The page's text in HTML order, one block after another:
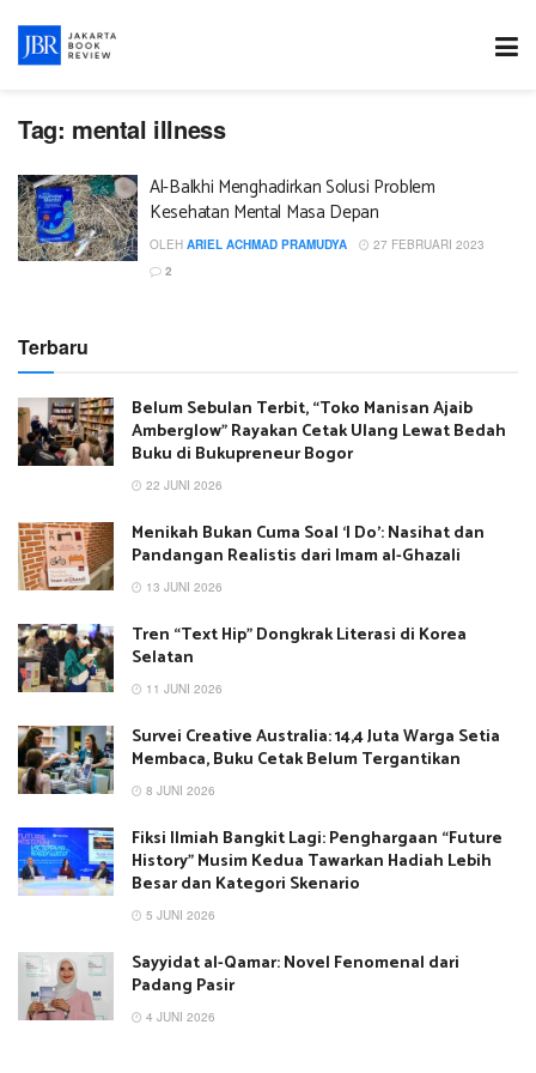
Tag: mental illness
Al-Balkhi Menghadirkan Solusi Problem
Kesehatan Mental Masa Depan
OLEH ARIEL ACHMAD PRAMUDYA
27 FEBRUARI 2023
2
Terbaru
Belum Sebulan Terbit, “Toko Manisan Ajaib
Amberglow” Rayakan Cetak Ulang Lewat Bedah
Buku di Bukupreneur Bogor
22 JUNI 2026
Menikah Bukan Cuma Soal ‘I Do’: Nasihat dan
Pandangan Realistis dari Imam al-Ghazali
13 JUNI 2026
Tren “Text Hip” Dongkrak Literasi di Korea
Selatan
11 JUNI 2026
Survei Creative Australia: 14,4 Juta Warga Setia
Membaca, Buku Cetak Belum Tergantikan
8 JUNI 2026
Fiksi Ilmiah Bangkit Lagi: Penghargaan “Future
History” Musim Kedua Tawarkan Hadiah Lebih
Besar dan Kategori Skenario
5 JUNI 2026
Sayyidat al-Qamar: Novel Fenomenal dari
Padang Pasir
4 JUNI 2026